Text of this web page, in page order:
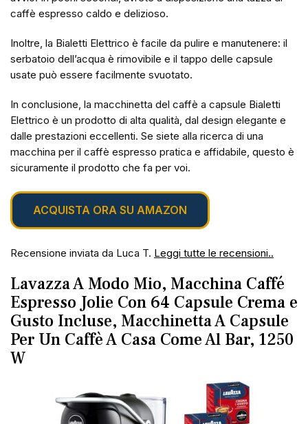
caffè espresso caldo e delizioso.
Inoltre, la Bialetti Elettrico è facile da pulire e manutenere: il
serbatoio dell’acqua è rimovibile e il tappo delle capsule
usate può essere facilmente svuotato.
In conclusione, la macchinetta del caffè a capsule Bialetti
Elettrico è un prodotto di alta qualità, dal design elegante e
dalle prestazioni eccellenti. Se siete alla ricerca di una
macchina per il caffè espresso pratica e affidabile, questo è
sicuramente il prodotto che fa per voi.
ACQUISTA ORA SU AMAZON
Recensione inviata da Luca T. Leggi tutte le recensioni..
Lavazza A Modo Mio, Macchina Caffé
Espresso Jolie Con 64 Capsule Crema e
Gusto Incluse, Macchinetta A Capsule
Per Un Caffè A Casa Come Al Bar, 1250
W